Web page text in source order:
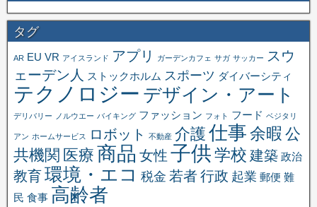
タグ
AR EU VR アイスランド アプリ ガーデンカフェ サガ サッカー
スウ
ェーデン人
ストックホルム スポーツ ダイバーシティ
テクノロジー デザイン・アート
デリバリー ノルウエー バイキング ファッション フォト フード ベジタリ
アン ホームサービス ロボット 不動産 介護 仕事余暇 公
共機関 医療 商品 女性 子供学校 建築 政治
教育環境・エコ 税金 若者行政 起業 郵便 難
民 食事 高齢者